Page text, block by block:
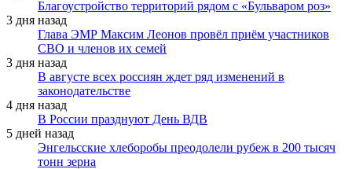
Благоустройство территорий рядом с «Бульваром роз»
3 дня назад
Глава ЭМР Максим Леонов провёл приём участников
СВО и членов их семей
3 дня назад
В августе всех россиян ждет ряд изменений в
законодательстве
4 дня назад
В России празднуют День ВДВ
5 дней назад
Энгельсские хлеборобы преодолели рубеж в 200 тысяч
тонн зерна